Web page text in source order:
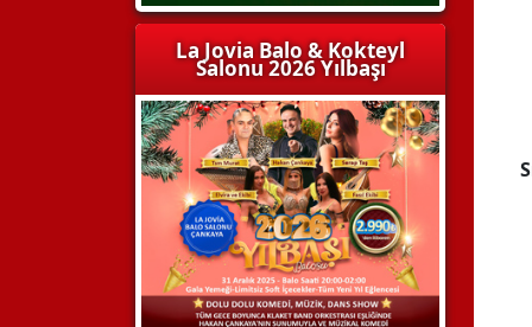
La Jovia Balo & Kokteyl
Salonu 2026 Yılbaşı